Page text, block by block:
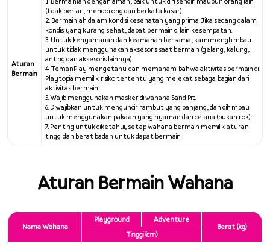
Aturan
Bermain
(tidak berlari, mendorong dan berkata kasar).
2. Bermainlah dalam kondisi kesehatan yang prima. Jika sedang dalam
kondisi yang kurang sehat, dapat bermain di lain kesempatan.
3. Untuk kenyamanan dan keamanan bersama, kami menghimbau
untuk tidak menggunakan aksesoris saat bermain (gelang, kalung,
anting dan aksesoris lainnya).
4. TemanPlay mengetahui dan memahami bahwa aktivitas bermain di
Playtopia memiliki risiko tertentu yang melekat sebagai bagian dari
aktivitas bermain.
5. Wajib menggunakan masker di wahana Sand Pit.
6. Diwajibkan untuk menguncir rambut yang panjang, dan dihimbau
untuk menggunakan pakaian yang nyaman dan celana (bukan rok);
7. Penting untuk diketahui, setiap wahana bermain memiliki aturan
tinggi dan berat badan untuk dapat bermain.
Aturan Bermain Wahana
Nama Wahana
Playground
Adventure
Berat (kg)
Tinggi (cm)